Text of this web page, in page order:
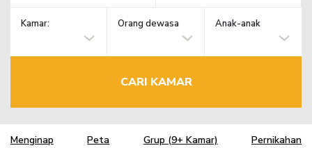
Kamar: Orang dewasa Anak-anak
CARI KAMAR
Menginap Peta Grup (9+ Kamar) Pernikahan